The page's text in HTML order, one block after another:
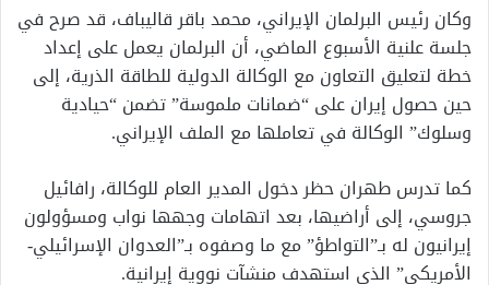
وكان رئيس البرلمان الإيراني، محمد باقر قاليباف، قد صرح في
جلسة علنية الأسبوع الماضي، أن البرلمان يعمل على إعداد
خطة لتعليق التعاون مع الوكالة الدولية للطاقة الذرية، إلى
حين حصول إيران على “ضمانات ملموسة” تضمن “حيادية
وسلوك” الوكالة في تعاملها مع الملف الإيراني.
كما تدرس طهران حظر دخول المدير العام للوكالة، رافائيل
جروسي، إلى أراضيها، بعد اتهامات وجهها نواب ومسؤولون
إيرانيون له بـ”التواطؤ” مع ما وصفوه بـ”العدوان الإسرائيلي-
الأمريكي” الذي استهدف منشآت نووية إيرانية.